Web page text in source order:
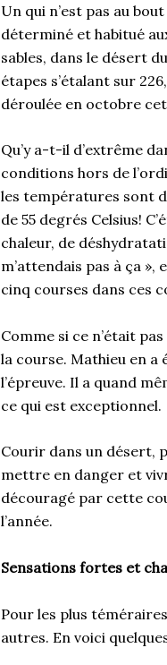
Un qui n’est pas au
déterminé et habitué
sables, dans le désert
étapes s’étalant sur
déroulée en octobre
Qu’y a-t-il d’extrême
conditions hors de
les températures sont
de 55 degrés Celsius!
chaleur, de
m’attendais pas à ça »,
cinq courses dans ces
Comme si ce n’était
la course. Mathieu en
l’épreuve. Il a quand
ce qui est exceptionnel.
Courir dans un désert,
mettre en danger et
découragé par cette
l’année.
Sensations fortes et
Pour les plus
autres. En voici